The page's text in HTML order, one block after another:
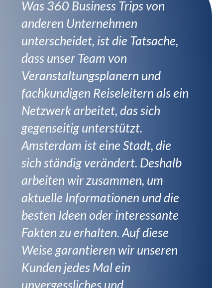
Was 360 Business Trips von
anderen Unternehmen
unterscheidet, ist die Tatsache,
dass unser Team von
Veranstaltungsplanern und
fachkundigen Reiseleitern als ein
Netzwerk arbeitet, das sich
gegenseitig unterstützt.
Amsterdam ist eine Stadt, die
sich ständig verändert. Deshalb
arbeiten wir zusammen, um
aktuelle Informationen und die
besten Ideen oder interessante
Fakten zu erhalten. Auf diese
Weise garantieren wir unseren
Kunden jedes Mal ein
unvergessliches und